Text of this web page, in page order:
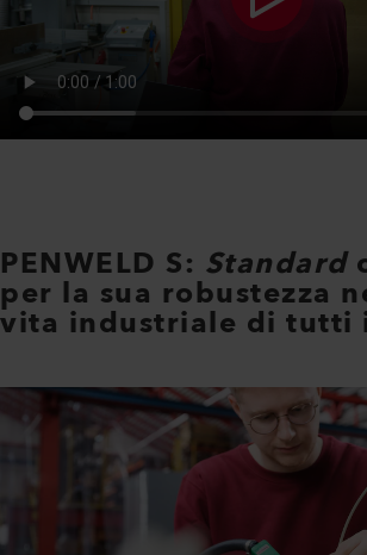
PENWELD S: Standard
per la sua robustezza
vita industriale di tutti